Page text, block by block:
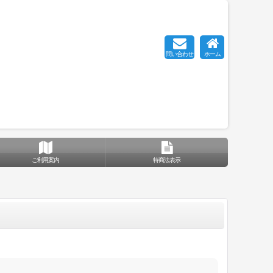
問い合わせ ホーム
ご利用案内 特商法表示